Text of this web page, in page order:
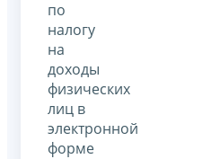
по
налогу
на
доходы
физических
лиц в
электронной
форме